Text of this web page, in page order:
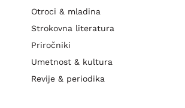
Otroci & mladina
Strokovna literatura
Priročniki
Umetnost & kultura
Revije & periodika